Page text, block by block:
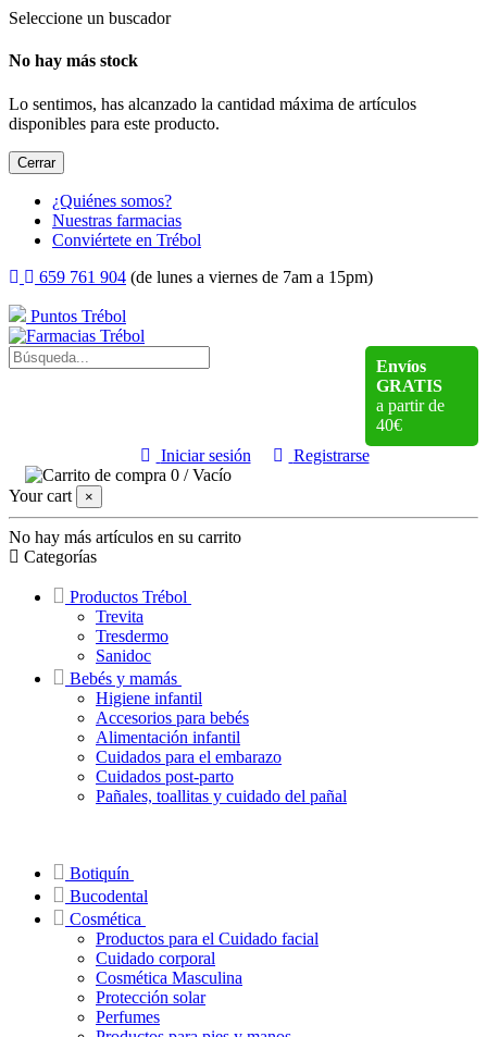
Seleccione un buscador
No hay más stock
Lo sentimos, has alcanzado la cantidad máxima de artículos
disponibles para este producto.
Cerrar
¿Quiénes somos?
Nuestras farmacias
Conviértete en Trébol
659 761 904 (de lunes a viernes de 7am a 15pm)
Puntos Trébol
Envíos
GRATIS
a partir de
40€
Iniciar sesión
Registrarse
0 /Vacío
Your cart
×
No hay más artículos en su carrito
Categorías
Productos Trébol
Trevita
Tresdermo
Sanidoc
Bebés y mamás
Higiene infantil
Accesorios para bebés
Alimentación infantil
Cuidados para el embarazo
Cuidados post-parto
Pañales, toallitas y cuidado del pañal
Botiquín
Bucodental
Cosmética
Productos para el Cuidado facial
Cuidado corporal
Cosmética Masculina
Protección solar
Perfumes